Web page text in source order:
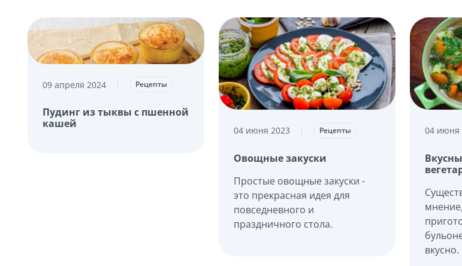
09 апреля 2024 | Рецепты
Пудинг из тыквы с пшенной
кашей
04 июня 2023 | Рецепты
Овощные закуски
Простые овощные закуски -
это прекрасная идея для
повседневного и
праздничного стола.
04 июня
вкусно.